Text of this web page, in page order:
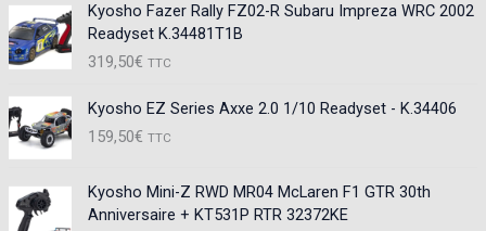
Kyosho Fazer Rally FZ02-R Subaru Impreza WRC 2002
Readyset K.34481T1B
319,50€ TTC
Kyosho EZ Series Axxe 2.0 1/10 Readyset - K.34406
159,50€ TTC
Kyosho Mini-Z RWD MR04 McLaren F1 GTR 30th
Anniversaire + KT531P RTR 32372KE